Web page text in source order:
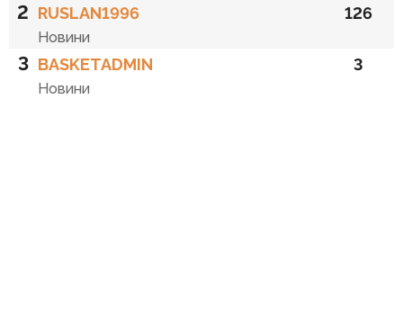
2 RUSLAN1996
Новини
126
3 BASKETADMIN
Новини
3